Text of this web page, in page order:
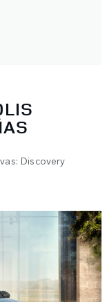
Discovery